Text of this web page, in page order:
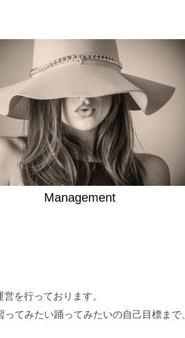
Management
を行っております。
てみたい踊ってみたいの自己目標ま